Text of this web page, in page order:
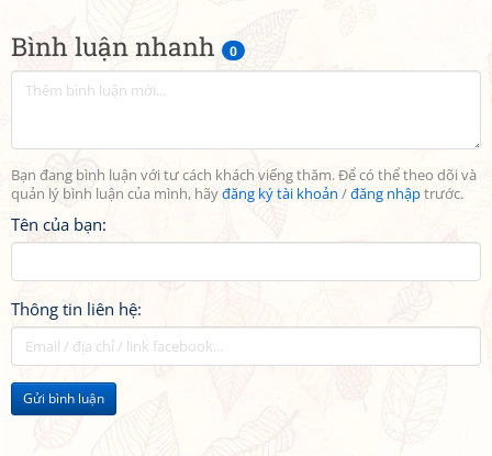
Bình luận nhanh 0
Bạn đang bình luận với tư cách khách viếng thăm. Để có thể theo dõi và
quản lý bình luận của mình, hãyđăng ký tài khoản /đăng nhậptrước.
Tên của bạn:
Thông tin liên hệ:
Gửi bình luận